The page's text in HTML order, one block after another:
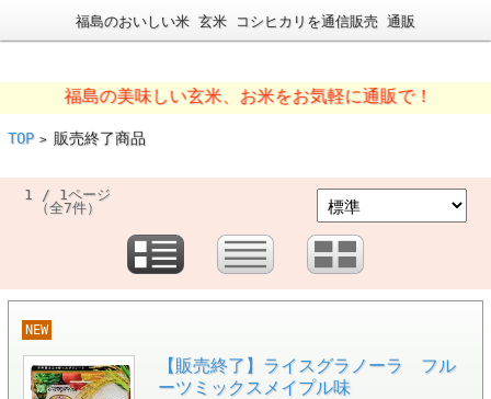
福島のおいしい米 玄米 コシヒカリを通信販売 通販
福島の美味しい玄米、お米をお気軽に通販で！
TOP > 販売終了商品
1 / 1ページ
（全7件）
NEW
【販売終了】ライスグラノーラ フル
ーツミックスメイプル味